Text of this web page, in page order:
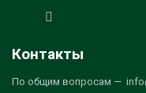
Контакты
По общим вопросам —